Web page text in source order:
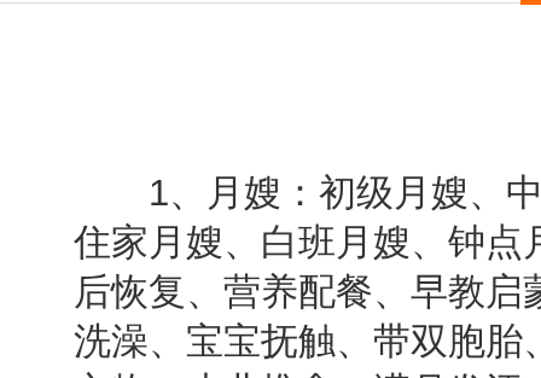
1、月嫂：初级月嫂、中
住家月嫂、白班月嫂、钟
后恢复、营养配餐、早教
洗澡、宝宝抚触、带双胞